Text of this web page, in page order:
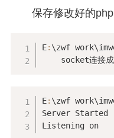
保存修改好的
E: \zwf
socket连接
E: \zwf
Server Started
Listening on